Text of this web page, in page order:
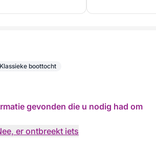
Klassieke boottocht
gevonden die u nodig had om
er ontbreekt iets